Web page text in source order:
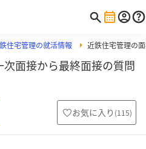
住宅管理の就活情報 近鉄住宅管理の
面接から最終面接の質問
お気に入り (115)